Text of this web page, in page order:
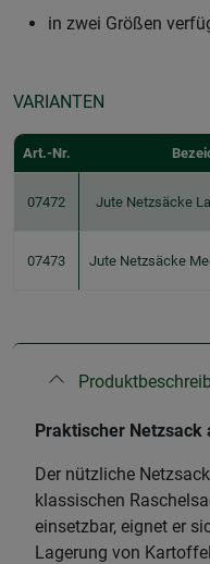
in zwei Größen
VARIANTEN
Art.-Nr.
07472 Jute Netzsäcke
07473 Jute Netzsäcke
Praktischer Netzsack
Der nützliche
klassischen
einsetzbar, eignet er
Lagerung von